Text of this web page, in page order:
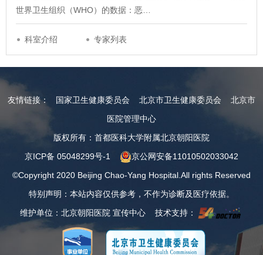
世界卫生组织（WHO）的数据：恶…
科室介绍 专家列表
友情链接： 国家卫生健康委员会 北京市卫生健康委员会
北京市
医院管理中心
版权所有：首都医科大学附属北京朝阳医院
京ICP备 05048299号-1
京公网安备11010502033042
©Copyright 2020 Beijing Chao-Yang Hospital.All rights Reserved
特别声明：本站内容仅供参考，不作为诊断及医疗依据。
维护单位：北京朝阳医院 宣传中心 技术支持：